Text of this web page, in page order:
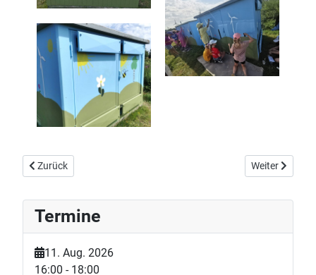
Vorheriger Beitrag: Dein Typ ist gefragt: Spende Blut
Zurück Nächster
Weiter
Termine
11. Aug. 2026
16:00 - 18:00